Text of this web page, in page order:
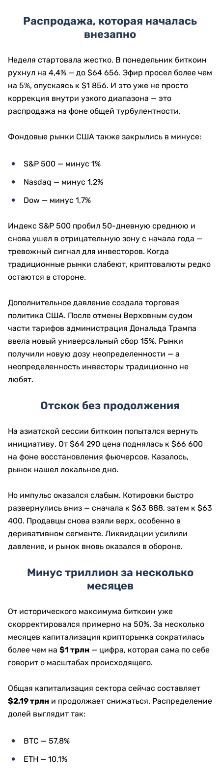
Распродажа, которая началась
внезапно
Неделя стартовала жестко. В понедельник биткоин
рухнул на 4,4% — до $64 656. Эфир просел более чем
на 5%, опускаясь к $1 856. И это уже не просто
коррекция внутри узкого диапазона — это
распродажа на фоне общей турбулентности.
Фондовые рынки США также закрылись в минусе:
S&P 500 — минус 1%
Nasdaq — минус 1,2%
Dow — минус 1,7%
Индекс S&P 500 пробил 50-дневную среднюю и
снова ушел в отрицательную зону с начала года —
тревожный сигнал для инвесторов. Когда
традиционные рынки слабеют, криптовалюты редко
остаются в стороне.
Дополнительное давление создала торговая
политика США. После отмены Верховным судом
части тарифов администрация Дональда Трампа
ввела новый универсальный сбор 15%. Рынки
получили новую дозу неопределенности — а
неопределенность инвесторы традиционно не
любят.
Отскок без продолжения
На азиатской сессии биткоин попытался вернуть
инициативу. От $64 290 цена поднялась к $66 600
на фоне восстановления фьючерсов. Казалось,
рынок нашел локальное дно.
Но импульс оказался слабым. Котировки быстро
развернулись вниз — сначала к $63 888, затем к $63
400. Продавцы снова взяли верх, особенно в
деривативном сегменте. Ликвидации усилили
давление, и рынок вновь оказался в обороне.
Минус триллион за несколько
месяцев
От исторического максимума биткоин уже
скорректировался примерно на 50%. За несколько
месяцев капитализация крипторынка сократилась
более чем на $1 трлн — цифра, которая сама по себе
говорит о масштабах происходящего.
Общая капитализация сектора сейчас составляет
$2,19 трлн и продолжает снижаться. Распределение
долей выглядит так:
BTC — 57,8%
ETH — 10,1%